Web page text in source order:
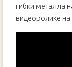
гибки металла
видеоролике